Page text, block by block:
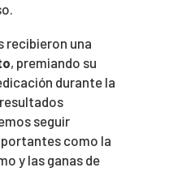
recibieron una
, premiando su
durante la
seguir
como la
y las ganas de